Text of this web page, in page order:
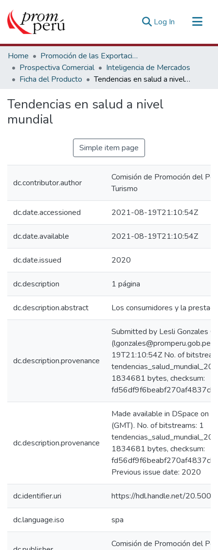
Log In (current)
Communities & Collections
All of DSpace
Statistics
Home
Promoción de las Exportaciones
Prospectiva Comercial
Inteligencia de Mercados
Ficha del Producto
Tendencias en salud a nivel mundial
Tendencias en salud a nivel
mundial
Simple item page
dc.contributor.author
Comisión de Promoción del
Turismo
dc.date.accessioned 2021-08-19T21:10:54Z
dc.date.available 2021-08-19T21:10:54Z
dc.date.issued 2020
dc.description 1 página
dc.description.abstract Los consumidores y la
dc.description.provenance
Submitted by Lesli Gonzales
19T21:10:54Z No. of
1834681 bytes, checksum:
dc.description.provenance
Made available in DSpace
(GMT). No. of bitstreams: 1
1834681 bytes, checksum:
Previous issue date: 2020
dc.identifier.uri https://hdl.handle.net/
dc.language.iso spa
Comisión de Promoción del